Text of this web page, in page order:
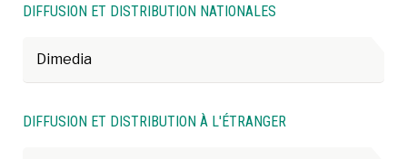
DIFFUSION ET DISTRIBUTION NATIONALES
Dimedia
DIFFUSION ET DISTRIBUTION À L'ÉTRANGER